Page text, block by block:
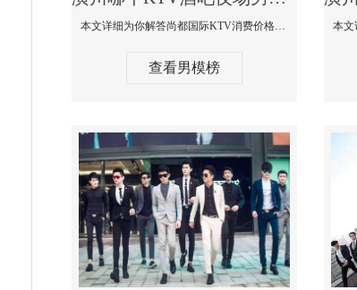
本文详细为你解答尚都国际KTV消费价格点评，更多关于哪个KTV酒吧夜场男模公关型男最帅免费咨询150 99997335微信同步
查看男模榜